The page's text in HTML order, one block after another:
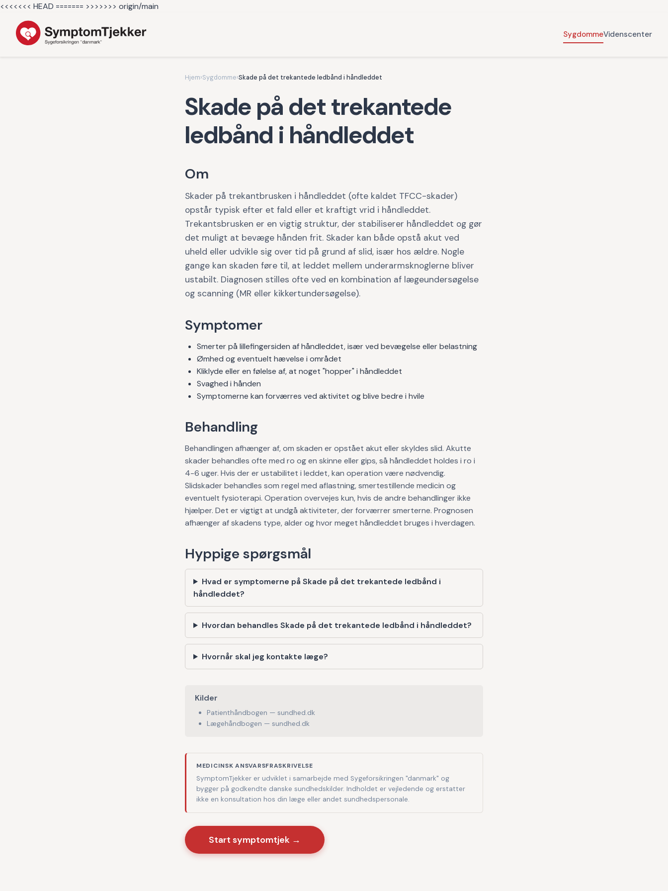
<<<<<<< HEAD ======= >>>>>>> origin/main
SygdommeVidenscenter
Hjem›Sygdomme›Skade på det trekantede ledbånd i håndleddet
Skade på det trekantede
ledbånd i håndleddet
Om
Skader på trekantbrusken i håndleddet (ofte kaldet TFCC-skader)
opstår typisk efter et fald eller et kraftigt vrid i håndleddet.
Trekantsbrusken er en vigtig struktur, der stabiliserer håndleddet og gør
det muligt at bevæge hånden frit. Skader kan både opstå akut ved
uheld eller udvikle sig over tid på grund af slid, især hos ældre. Nogle
gange kan skaden føre til, at leddet mellem underarmsknoglerne bliver
ustabilt. Diagnosen stilles ofte ved en kombination af lægeundersøgelse
og scanning (MR eller kikkertundersøgelse).
Symptomer
Smerter på lillefingersiden af håndleddet, især ved bevægelse eller belastning
Ømhed og eventuelt hævelse i området
Kliklyde eller en følelse af, at noget "hopper" i håndleddet
Svaghed i hånden
Symptomerne kan forværres ved aktivitet og blive bedre i hvile
Behandling
Behandlingen afhænger af, om skaden er opstået akut eller skyldes slid. Akutte
skader behandles ofte med ro og en skinne eller gips, så håndleddet holdes i ro i
4-6 uger. Hvis der er ustabilitet i leddet, kan operation være nødvendig.
Slidskader behandles som regel med aflastning, smertestillende medicin og
eventuelt fysioterapi. Operation overvejes kun, hvis de andre behandlinger ikke
hjælper. Det er vigtigt at undgå aktiviteter, der forværrer smerterne. Prognosen
afhænger af skadens type, alder og hvor meget håndleddet bruges i hverdagen.
Hyppige spørgsmål
Hvad er symptomerne på Skade på det trekantede ledbånd i
håndleddet?
Hvordan behandles Skade på det trekantede ledbånd i håndleddet?
Hvornår skal jeg kontakte læge?
Kilder
Patienthåndbogen — sundhed.dk
Lægehåndbogen — sundhed.dk
MEDICINSK ANSVARSFRASKRIVELSE
SymptomTjekker er udviklet i samarbejde med Sygeforsikringen "danmark" og
bygger på godkendte danske sundhedskilder. Indholdet er vejledende og erstatter
ikke en konsultation hos din læge eller andet sundhedspersonale.
Start symptomtjek →